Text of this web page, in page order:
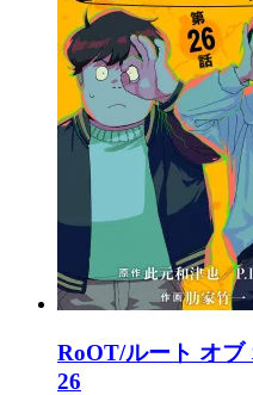
RoOT/ルート オブ
26